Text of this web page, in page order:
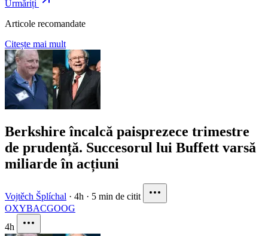
Urmăriți
Articole recomandate
Citește mai mult
Berkshire încalcă paisprezece trimestre
de prudență. Succesorul lui Buffett varsă
miliarde în acțiuni
Vojtěch Šplíchal · 4h · 5 min de citit
OXYBACGOOG
4h